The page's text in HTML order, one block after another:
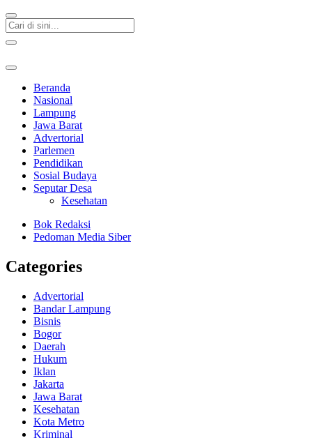
Beranda
Nasional
Lampung
Jawa Barat
Advertorial
Parlemen
Pendidikan
Sosial Budaya
Seputar Desa
Kesehatan
Bok Redaksi
Pedoman Media Siber
Categories
Advertorial
Bandar Lampung
Bisnis
Bogor
Daerah
Hukum
Iklan
Jakarta
Jawa Barat
Kesehatan
Kota Metro
Kriminal